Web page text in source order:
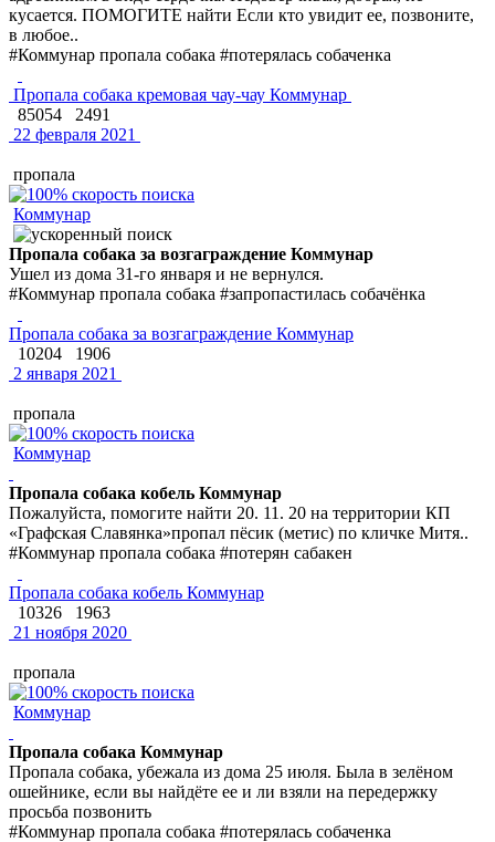
кусается. ПОМОГИТЕ найти Если кто увидит ее, позвоните,
в любое..
#Коммунар пропала собака #потерялась собаченка
Пропала собака кремовая чау-чау Коммунар
85054
2491
22 февраля 2021
пропала
Коммунар
Пропала собака за возгаграждение Коммунар
Ушел из дома 31-го января и не вернулся.
#Коммунар пропала собака #запропастилась собачёнка
Пропала собака за возгаграждение Коммунар
10204
1906
2 января 2021
пропала
Коммунар
Пропала собака кобель Коммунар
Пожалуйста, помогите найти 20. 11. 20 на территории КП
«Графская Славянка»пропал пёсик (метис) по кличке Митя..
#Коммунар пропала собака #потерян сабакен
Пропала собака кобель Коммунар
10326
1963
21 ноября 2020
пропала
Коммунар
Пропала собака Коммунар
Пропала собака, убежала из дома 25 июля. Была в зелёном
ошейнике, если вы найдёте ее и ли взяли на передержку
просьба позвонить
#Коммунар пропала собака #потерялась собаченка